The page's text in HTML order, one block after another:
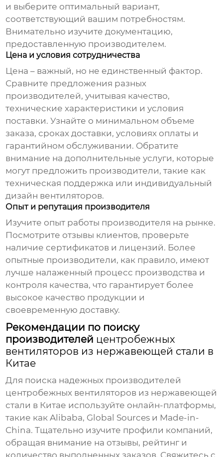
и выберите оптимальный вариант,
соответствующий вашим потребностям.
Внимательно изучите документацию,
предоставленную производителем.
Цена и условия сотрудничества
Цена – важный, но не единственный фактор.
Сравните предложения разных
производителей, учитывая качество,
технические характеристики и условия
поставки. Узнайте о минимальном объеме
заказа, сроках доставки, условиях оплаты и
гарантийном обслуживании. Обратите
внимание на дополнительные услуги, которые
могут предложить производители, такие как
техническая поддержка или индивидуальный
дизайн вентиляторов.
Опыт и репутация производителя
Изучите опыт работы производителя на рынке.
Посмотрите отзывы клиентов, проверьте
наличие сертификатов и лицензий. Более
опытные производители, как правило, имеют
лучше налаженный процесс производства и
контроля качества, что гарантирует более
высокое качество продукции и
своевременную доставку.
Рекомендации по поиску
производителей центробежных
вентиляторов из нержавеющей стали в
Китае
Для поиска надежных производителей
центробежных вентиляторов из нержавеющей
стали в Китае используйте онлайн-платформы,
такие как Alibaba, Global Sources и Made-in-
China. Тщательно изучите профили компаний,
обращая внимание на отзывы, рейтинг и